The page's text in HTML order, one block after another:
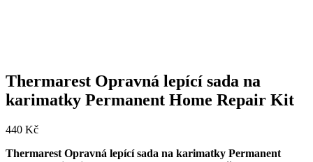
Thermarest Opravná lepící sada na
karimatky Permanent Home Repair Kit
440 Kč
Thermarest Opravná lepící sada na karimatky Permanent